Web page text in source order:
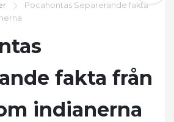
Pocahontas Separerande fakta
fakta från
indianerna